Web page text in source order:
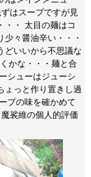
はスープですが見
・・ 太目の麺はコ
々醤油辛い・・・
どいいから不思議な
かな・・・麺と合
シューはジューシ
ょっと作り置きし過
プの味を確かめて
裟維の個人的評価